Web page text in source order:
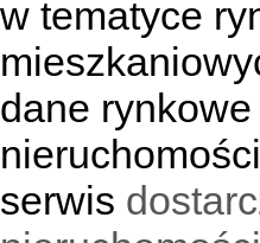
w tematyce
dane
serwis